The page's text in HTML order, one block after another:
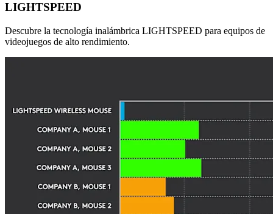
LIGHTSPEED
Descubre la tecnología inalámbrica LIGHTSPEED para equipos de
videojuegos de alto rendimiento.